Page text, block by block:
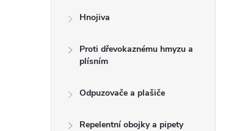
Hnojiva
Proti dřevokaznému hmyzu a
plísním
Odpuzovače a plašiče
Repelentní obojky a pipety